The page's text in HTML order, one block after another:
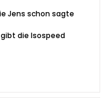
Jens schon sagte
die Isospeed